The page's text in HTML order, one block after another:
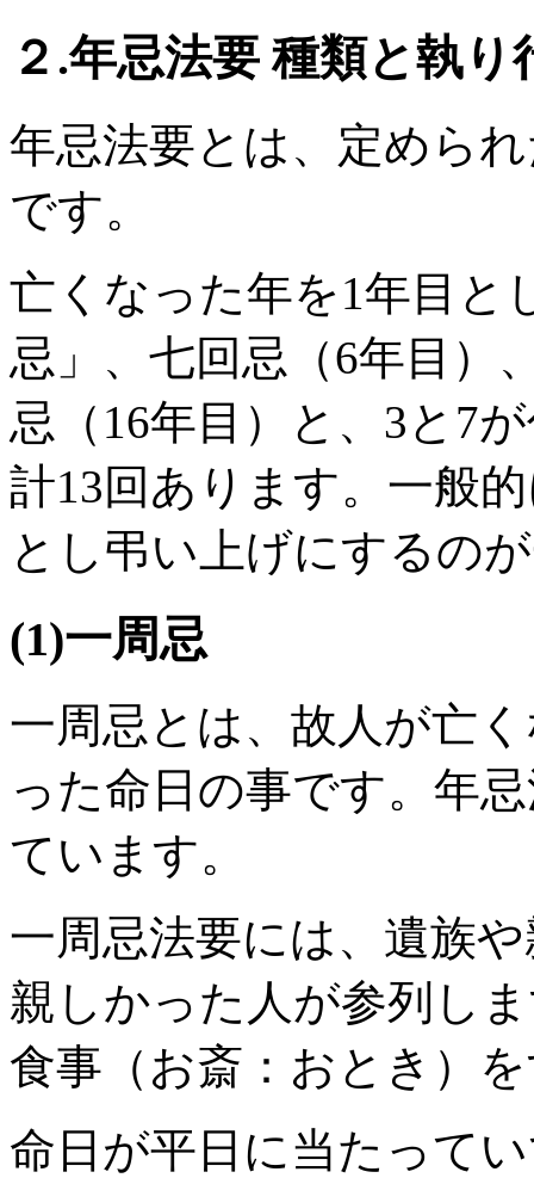
２.年忌法要 種類と執り
年忌法要とは、定めら
です。
亡くなった年を1年目と
忌」、七回忌（6年目）
忌（16年目）と、3と7
計13回あります。一般
とし弔い上げにするの
(1)一周忌
一周忌とは、故人が亡
った命日の事です。年
ています。
一周忌法要には、遺族
親しかった人が参列し
食事（お斎：おとき）
命日が平日に当たって